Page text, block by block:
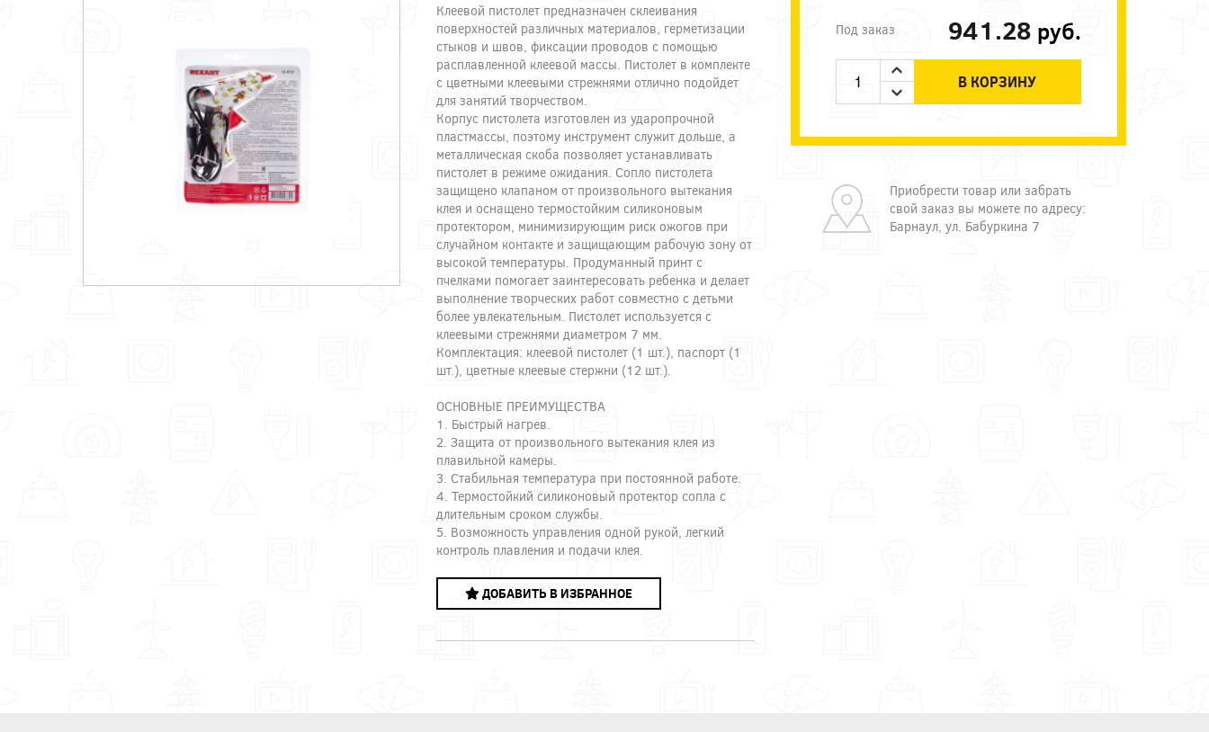
Клеевой пистолет предназначен склеивания
поверхностей различных материалов, герметизации
стыков и швов, фиксации проводов с помощью
расплавленной клеевой массы. Пистолет в комплекте
с цветными клеевыми стрежнями отлично подойдет
для занятий творчеством.
Корпус пистолета изготовлен из ударопрочной
пластмассы, поэтому инструмент служит дольше, а
металлическая скоба позволяет устанавливать
пистолет в режиме ожидания. Сопло пистолета
защищено клапаном от произвольного вытекания
клея и оснащено термостойким силиконовым
протектором, минимизирующим риск ожогов при
случайном контакте и защищающим рабочую зону от
высокой температуры. Продуманный принт с
пчелками помогает заинтересовать ребенка и делает
выполнение творческих работ совместно с детьми
более увлекательным. Пистолет используется с
клеевыми стрежнями диаметром 7 мм.
Комплектация: клеевой пистолет (1 шт.), паспорт (1
шт.), цветные клеевые стержни (12 шт.).
ОСНОВНЫЕ ПРЕИМУЩЕСТВА
1. Быстрый нагрев.
2. Защита от произвольного вытекания клея из
плавильной камеры.
3. Стабильная температура при постоянной работе.
4. Термостойкий силиконовый протектор сопла с
длительным сроком службы.
5. Возможность управления одной рукой, легкий
контроль плавления и подачи клея.
ДОБАВИТЬ В ИЗБРАННОЕ
Под заказ 941.28 руб.
В КОРЗИНУ
Приобрести товар или забрать
свой заказ вы можете по адресу:
Барнаул, ул. Бабуркина 7